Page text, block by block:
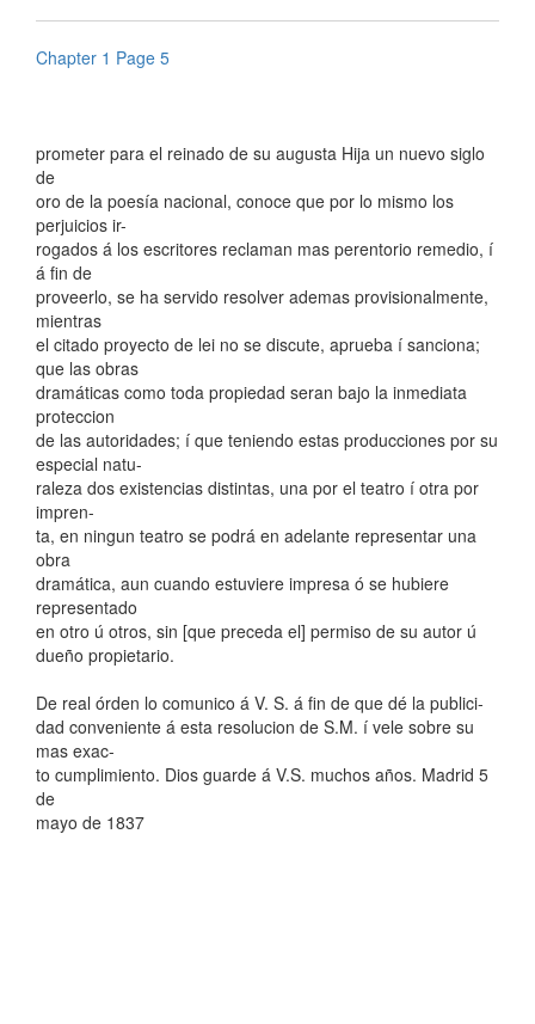
Chapter 1 Page 5
prometer para el reinado de su augusta Hija un nuevo siglo
de
oro de la poesía nacional, conoce que por lo mismo los
perjuicios ir-
rogados á los escritores reclaman mas perentorio remedio, í
á fin de
proveerlo, se ha servido resolver ademas provisionalmente,
mientras
el citado proyecto de lei no se discute, aprueba í sanciona;
que las obras
dramáticas como toda propiedad seran bajo la inmediata
proteccion
de las autoridades; í que teniendo estas producciones por su
especial natu-
raleza dos existencias distintas, una por el teatro í otra por
impren-
ta, en ningun teatro se podrá en adelante representar una
obra
dramática, aun cuando estuviere impresa ó se hubiere
representado
en otro ú otros, sin [que preceda el] permiso de su autor ú
dueño propietario.
De real órden lo comunico á V. S. á fin de que dé la publici-
dad conveniente á esta resolucion de S.M. í vele sobre su
mas exac-
to cumplimiento. Dios guarde á V.S. muchos años. Madrid 5
de
mayo de 1837